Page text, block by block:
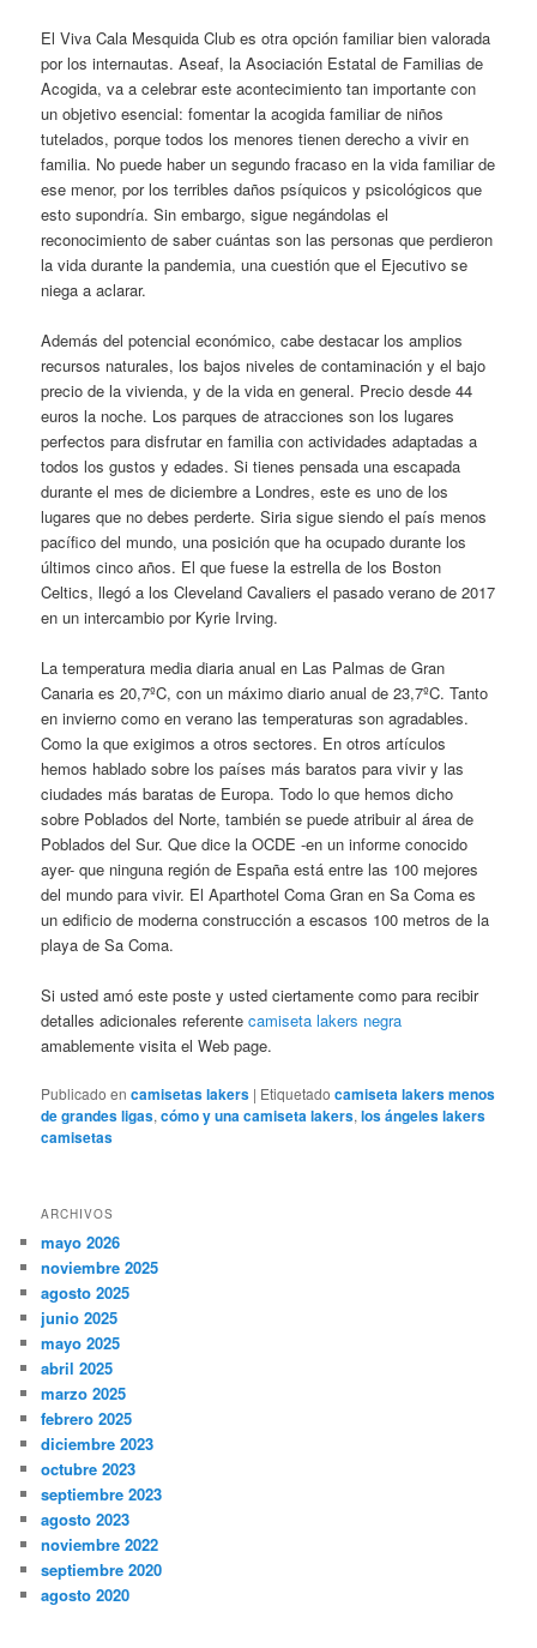
El Viva Cala Mesquida Club es otra opción familiar bien valorada
por los internautas. Aseaf, la Asociación Estatal de Familias de
Acogida, va a celebrar este acontecimiento tan importante con
un objetivo esencial: fomentar la acogida familiar de niños
tutelados, porque todos los menores tienen derecho a vivir en
familia. No puede haber un segundo fracaso en la vida familiar de
ese menor, por los terribles daños psíquicos y psicológicos que
esto supondría. Sin embargo, sigue negándolas el
reconocimiento de saber cuántas son las personas que perdieron
la vida durante la pandemia, una cuestión que el Ejecutivo se
niega a aclarar.
Además del potencial económico, cabe destacar los amplios
recursos naturales, los bajos niveles de contaminación y el bajo
precio de la vivienda, y de la vida en general. Precio desde 44
euros la noche. Los parques de atracciones son los lugares
perfectos para disfrutar en familia con actividades adaptadas a
todos los gustos y edades. Si tienes pensada una escapada
durante el mes de diciembre a Londres, este es uno de los
lugares que no debes perderte. Siria sigue siendo el país menos
pacífico del mundo, una posición que ha ocupado durante los
últimos cinco años. El que fuese la estrella de los Boston
Celtics, llegó a los Cleveland Cavaliers el pasado verano de 2017
en un intercambio por Kyrie Irving.
La temperatura media diaria anual en Las Palmas de Gran
Canaria es 20,7ºC, con un máximo diario anual de 23,7ºC. Tanto
en invierno como en verano las temperaturas son agradables.
Como la que exigimos a otros sectores. En otros artículos
hemos hablado sobre los países más baratos para vivir y las
ciudades más baratas de Europa. Todo lo que hemos dicho
sobre Poblados del Norte, también se puede atribuir al área de
Poblados del Sur. Que dice la OCDE -en un informe conocido
ayer- que ninguna región de España está entre las 100 mejores
del mundo para vivir. El Aparthotel Coma Gran en Sa Coma es
un edificio de moderna construcción a escasos 100 metros de la
playa de Sa Coma.
Si usted amó este poste y usted ciertamente como para recibir
detalles adicionales referentecamiseta lakers negra
amablemente visita el Web page.
Publicado en camisetas lakers | Etiquetado camiseta lakers menos
de grandes ligas,cómo y una camiseta lakers,los ángeles lakers
camisetas
ARCHIVOS
mayo 2026
noviembre 2025
agosto 2025
junio 2025
mayo 2025
abril 2025
marzo 2025
febrero 2025
diciembre 2023
octubre 2023
septiembre 2023
agosto 2023
noviembre 2022
septiembre 2020
agosto 2020